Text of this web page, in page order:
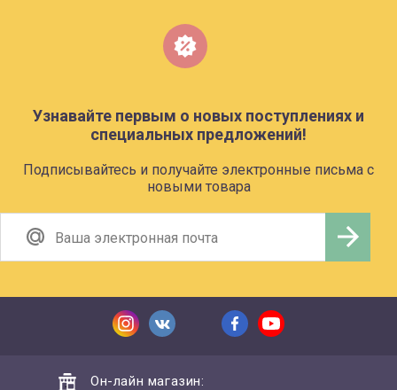
Узнавайте первым о новых поступлениях и
специальных предложений!
Подписывайтесь и получайте электронные письма с
новыми товара
Он-лайн магазин: